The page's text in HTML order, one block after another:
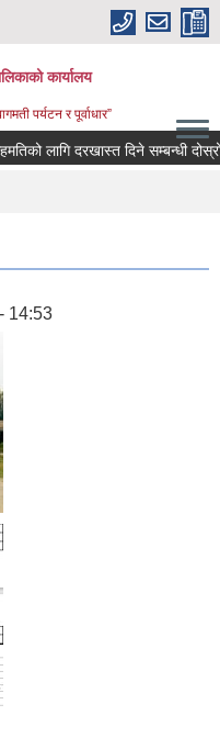
कार्यालय
पर्यटन र पूर्वाधार”
सरुवा सहमतिको लागि दरखास्त दिने सम्बन्धी
14:53